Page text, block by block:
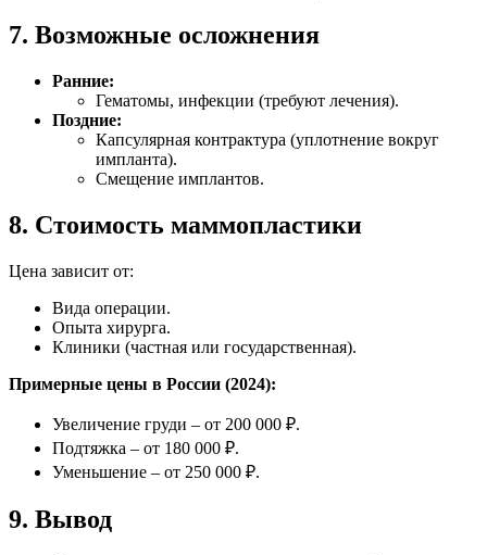
7. Возможные осложнения
Ранние:
Гематомы, инфекции (требуют лечения).
Поздние:
Капсулярная контрактура (уплотнение вокруг
импланта).
Смещение имплантов.
8. Стоимость маммопластики
Цена зависит от:
Вида операции.
Опыта хирурга.
Клиники (частная или государственная).
Примерные цены в России (2024):
Увеличение груди – от 200 000 ₽.
Подтяжка – от 180 000 ₽.
Уменьшение – от 250 000 ₽.
9. Вывод